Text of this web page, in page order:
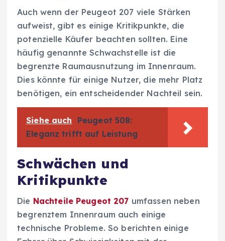
Auch wenn der Peugeot 207 viele Stärken
aufweist, gibt es einige Kritikpunkte, die
potenzielle Käufer beachten sollten. Eine
häufig genannte Schwachstelle ist die
begrenzte Raumausnutzung im Innenraum.
Dies könnte für einige Nutzer, die mehr Platz
benötigen, ein entscheidender Nachteil sein.
Siehe auch
Peugeot 508:
Eleganz trifft auf Leistung
Schwächen und
Kritikpunkte
Die Nachteile Peugeot 207 umfassen neben
begrenztem Innenraum auch einige
technische Probleme. So berichten einige